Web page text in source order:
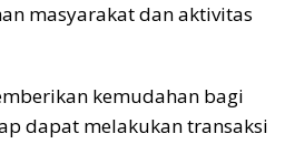
masyarakat dan aktivitas
kemudahan bagi
dapat melakukan transaksi